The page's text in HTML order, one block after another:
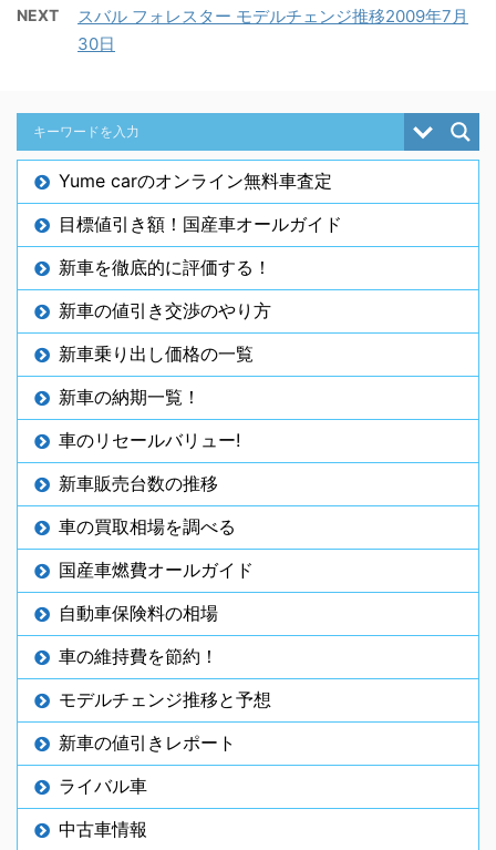
NEXT
スバル フォレスター モデルチェンジ推移2009年7月
30日
Yume carのオンライン無料車査定
目標値引き額！国産車オールガイド
新車を徹底的に評価する！
新車の値引き交渉のやり方
新車乗り出し価格の一覧
新車の納期一覧！
車のリセールバリュー!
新車販売台数の推移
車の買取相場を調べる
国産車燃費オールガイド
自動車保険料の相場
車の維持費を節約！
モデルチェンジ推移と予想
新車の値引きレポート
ライバル車
中古車情報